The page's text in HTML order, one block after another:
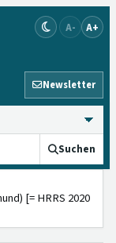
A- A+
Newsletter
Suchen
[= HRRS 2020